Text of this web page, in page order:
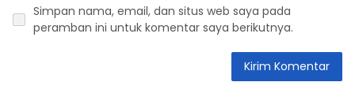
Simpan nama, email, dan situs web saya pada
peramban ini untuk komentar saya berikutnya.